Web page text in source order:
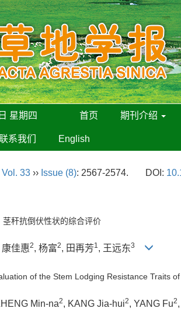
星期四 首页 期刊介绍
系我们 English
Vol. 33 ›› Issue (8): 2567-2574. DOI:
秆抗倒伏性状的综合评价
康佳惠2, 杨富2, 田再芳1, 王远东3
of the Stem Lodging Resistance Traits
Min-na2, KANG Jia-hui2, YANG Fu2